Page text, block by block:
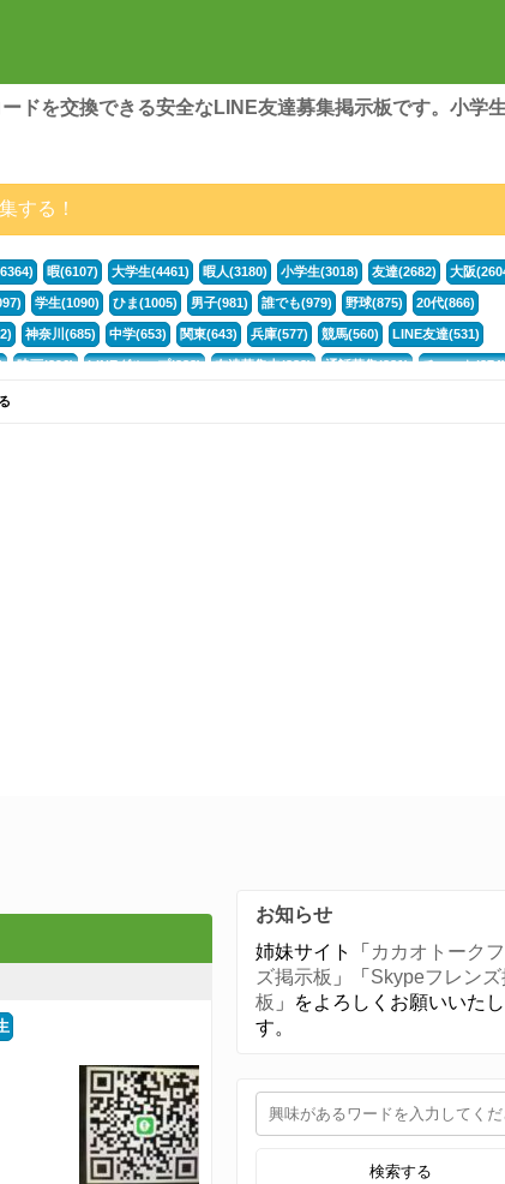
ドを交換できる安全なLINE友達募集掲示板です。小学
する！
暇(6107) 大学生(4461) 暇人(3180) 小学生(3018) 友達(2682) 大阪
学生(1090) ひま(1005) 男子(981) 誰でも(979) 野球(875) 20代(866)
神奈川(685) 中学(653) 関東(643) 兵庫(577) 競馬(560) LINE友達(531)
映画(396) LINEグループ(388) 友達募集中(382) 通話募集(381) チャット(374)
ト(320)
お知らせ
姉妹サイト「 カカオトーク
ズ掲示板 」「 Skypeフレン
板 」をよろしくお願いいたし
す。
検索する